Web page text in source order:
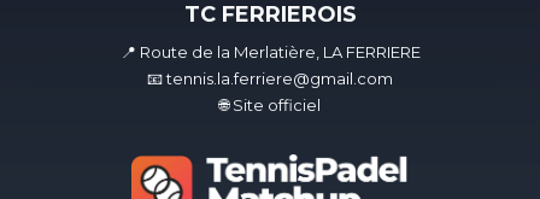
TC FERRIEROIS
📍 Route de la Merlatière, LA FERRIERE
📧 tennis.la.ferriere@gmail.com
🌐 Site officiel